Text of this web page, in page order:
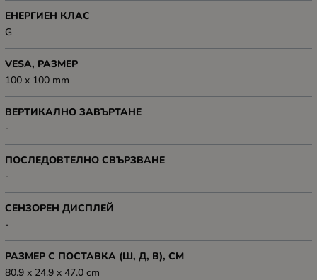
ЕНЕРГИЕН КЛАС
G
VESA, РАЗМЕР
100 x 100 mm
ВЕРТИКАЛНО ЗАВЪРТАНЕ
-
ПОСЛЕДОВТЕЛНО СВЪРЗВАНЕ
-
СЕНЗОРЕН ДИСПЛЕЙ
-
РАЗМЕР С ПОСТАВКА (Ш, Д, В), СМ
80.9 x 24.9 x 47.0 cm